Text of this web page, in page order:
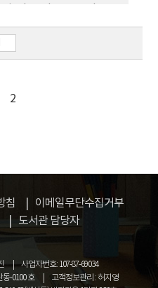
발효기내에서 발효 후 1㎏
을 접 종, 재배시 무첨가
여 유효경수 는 12.6개로
155g으로서 17% 증 가하
to investigate the
regions and to
of Schisandra
and Results :
degree day at 0℃,
hours of
to the cultivation
of irradiated
calculated from
KMA (Korea.
and
2
침
이메일무단수집거부
도서관 담당자
사업자번호: 107-87-69034
-0100 호
고객정보관리 : 허지영